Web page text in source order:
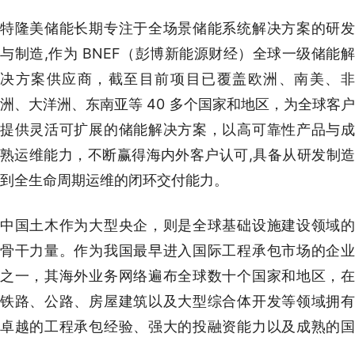
特隆美储能长期专注于全场景储能系统解决方案的研发
与制造,作为 BNEF（彭博新能源财经）全球一级储能解
决方案供应商，截至目前项目已覆盖欧洲、南美、非
洲、大洋洲、东南亚等 40 多个国家和地区，为全球客户
提供灵活可扩展的储能解决方案，以高可靠性产品与成
熟运维能力，不断赢得海内外客户认可,具备从研发制造
到全生命周期运维的闭环交付能力。
中国土木作为大型央企，则是全球基础设施建设领域的
骨干力量。作为我国最早进入国际工程承包市场的企业
之一，其海外业务网络遍布全球数十个国家和地区，在
铁路、公路、房屋建筑以及大型综合体开发等领域拥有
卓越的工程承包经验、强大的投融资能力以及成熟的国